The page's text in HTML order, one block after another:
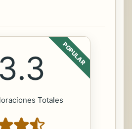
POPULAR
3.3
Totales